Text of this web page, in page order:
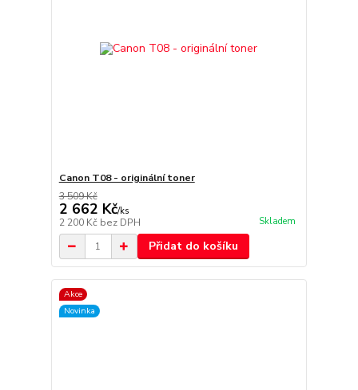
Canon T08 - originální toner
3 509 Kč
2 662 Kč/ks
2 200 Kč bez DPH Skladem
Přidat do košíku
Akce
Novinka